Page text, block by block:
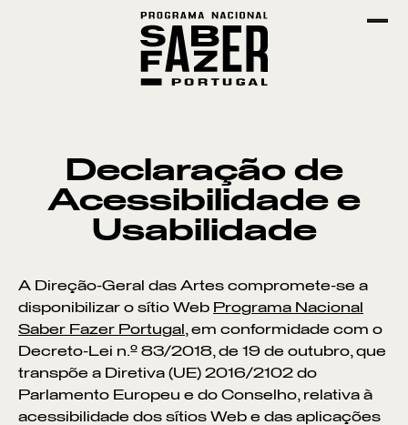
Declaração de
Acessibilidade e
Usabilidade
A Direção-Geral das Artes compromete-se a
disponibilizar o sítio Web Programa Nacional
Saber Fazer Portugal , em conformidade com o
Decreto-Lei n.º 83/2018, de 19 de outubro, que
transpõe a Diretiva (UE) 2016/2102 do
Parlamento Europeu e do Conselho, relativa à
acessibilidade dos sítios Web e das aplicações